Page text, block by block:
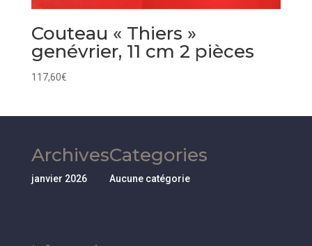
Couteau « Thiers »
genévrier, 11 cm 2 pièces
117,60€
Archives
janvier 2026
Categories
Aucune catégorie